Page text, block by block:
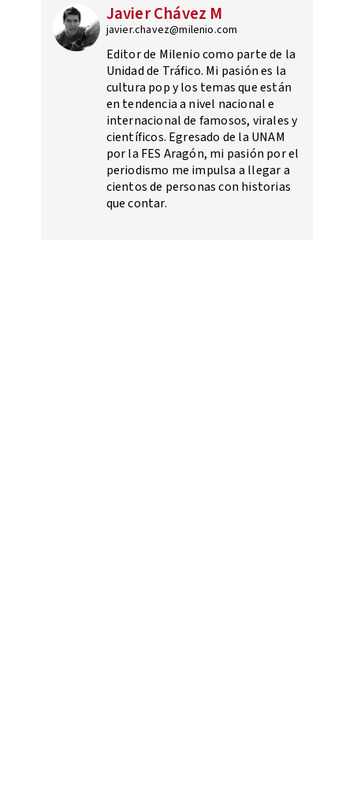
Javier Chávez M
javier.chavez@milenio.com
Editor de Milenio como parte de la
Unidad de Tráfico. Mi pasión es la
cultura pop y los temas que están
en tendencia a nivel nacional e
internacional de famosos, virales y
científicos. Egresado de la UNAM
por la FES Aragón, mi pasión por el
periodismo me impulsa a llegar a
cientos de personas con historias
que contar.